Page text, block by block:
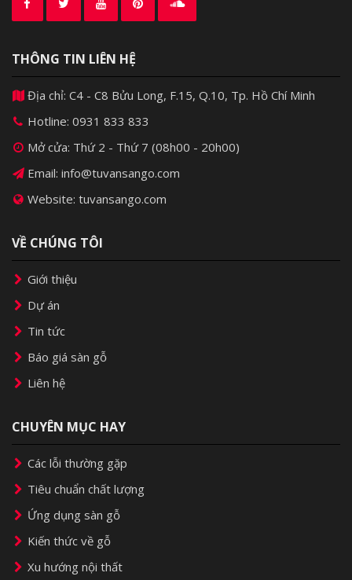
THÔNG TIN LIÊN HỆ
Địa chỉ: C4 - C8 Bửu Long, F.15, Q.10, Tp. Hồ Chí Minh
Hotline: 0931 833 833
Mở cửa: Thứ 2 - Thứ 7 (08h00 - 20h00)
Email: info@tuvansango.com
Website: tuvansango.com
VỀ CHÚNG TÔI
Giới thiệu
Dự án
Tin tức
Báo giá sàn gỗ
Liên hệ
CHUYÊN MỤC HAY
Các lỗi thường gặp
Tiêu chuẩn chất lượng
Ứng dụng sàn gỗ
Kiến thức về gỗ
Xu hướng nội thất